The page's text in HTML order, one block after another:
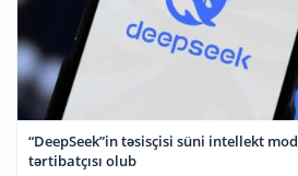
“DeepSeek”in təsisçisi süni intellekt
tərtibatçısı olub